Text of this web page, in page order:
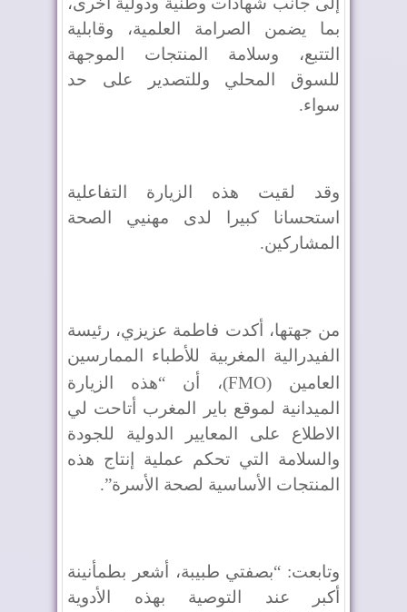
بما يضمن الصرامة العلمية، وقابلية
التتبع، وسلامة المنتجات الموجهة
للسوق المحلي وللتصدير على حد
سواء.
وقد لقيت هذه الزيارة التفاعلية
استحسانا كبيرا لدى مهنيي الصحة
المشاركين.
من جهتها، أكدت فاطمة عزيزي، رئيسة
الفيدرالية المغربية للأطباء الممارسين
العامين (FMO)، أن “هذه الزيارة
الميدانية لموقع باير المغرب أتاحت لي
الاطلاع على المعايير الدولية للجودة
والسلامة التي تحكم عملية إنتاج هذه
المنتجات الأساسية لصحة الأسرة”.
وتابعت: “بصفتي طبيبة، أشعر بطمأنينة
أكبر عند التوصية بهذه الأدوية